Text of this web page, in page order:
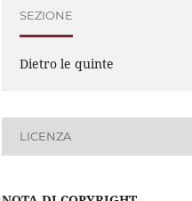
SEZIONE
Dietro le quinte
LICENZA